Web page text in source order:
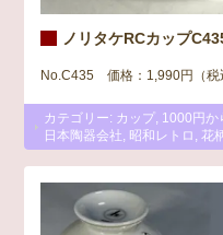
ノリタケRCカップ
No.C435 価格：1,990円（税
カテゴリー: カップ 1000円か
日本陶器会社
昭和レトロ ,花